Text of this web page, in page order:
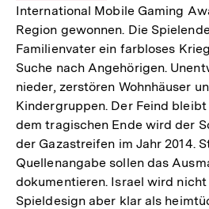
International Mobile Gaming
Region gewonnen. Die
Familienvater ein farbloses
Suche nach Angehörigen.
nieder, zerstören Wohnhäuser
Kindergruppen. Der Feind bleibt
dem tragischen Ende wird der
der Gazastreifen im Jahr 2014.
Quellenangabe sollen das
dokumentieren. Israel wird nicht
Spieldesign aber klar als